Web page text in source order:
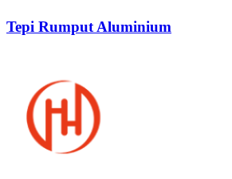
Tepi Rumput Aluminium